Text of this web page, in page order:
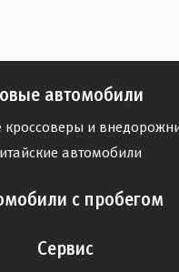
автомобили
кроссоверы и
автомобили
с пробегом
Сервис